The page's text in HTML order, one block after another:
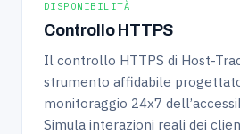
DISPONIBILITÀ
Controllo HTTPS
Il controllo HTTPS di Host-
strumento affidabile
monitoraggio 24x7
Simula interazioni reali dei